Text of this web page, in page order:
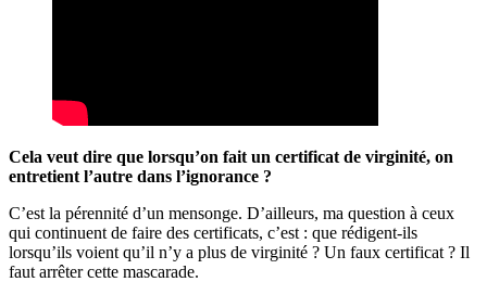
Cela veut dire que lorsqu’on fait un certificat de virginité, on
entretient l’autre dans l’ignorance ?
C’est la pérennité d’un mensonge. D’ailleurs, ma question à ceux
qui continuent de faire des certificats, c’est : que rédigent-ils
lorsqu’ils voient qu’il n’y a plus de virginité ? Un faux certificat ? Il
faut arrêter cette mascarade.